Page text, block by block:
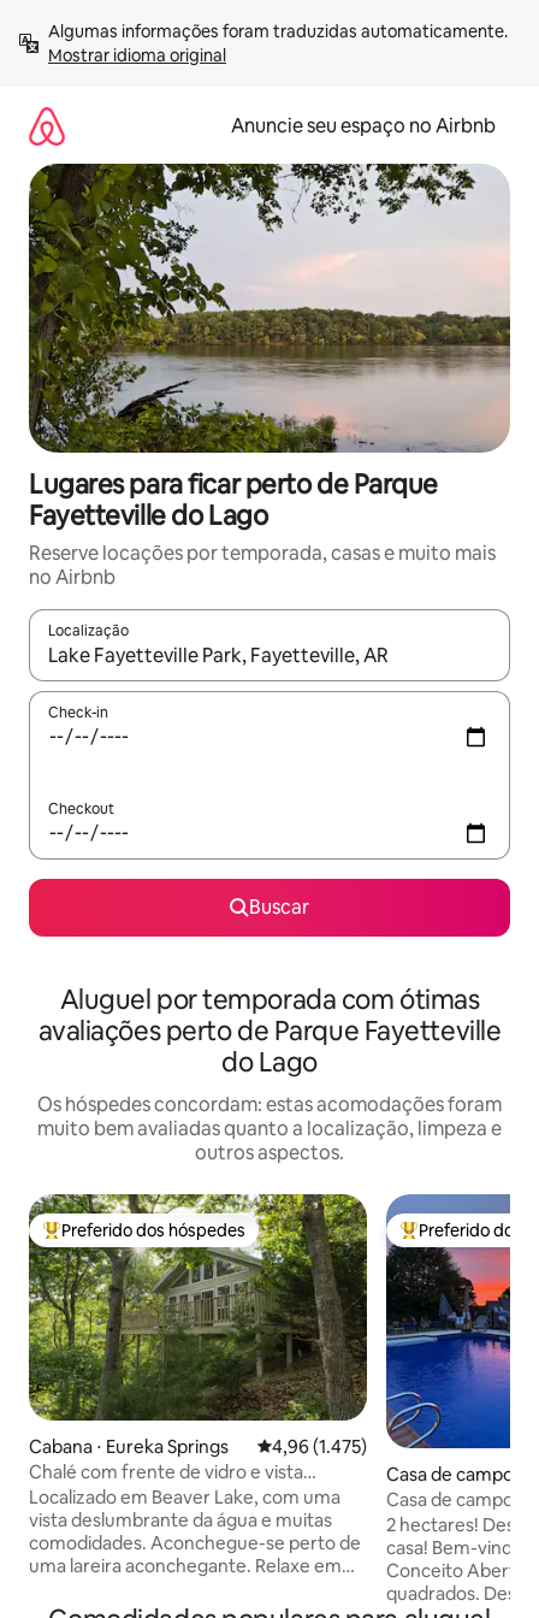
para
Mostrar idioma original
Anuncie seu espaço no Airbnb
Lugares para ficar perto de Parque
Fayetteville do Lago
Reserve locações por temporada, casas e muito mais
no Airbnb
Localização
Quando os resultados estiverem disponíveis, explore-os
Check-in
Checkout
Buscar
Aluguel por temporada com ótimas
avaliações perto de Parque Fayetteville
do Lago
Os hóspedes concordam: estas acomodações foram
muito bem avaliadas quanto a localização, limpeza e
outros aspectos.
Entre os melhores preferidos dos hóspedes
Preferido dos hóspedes
Cabana ⋅ Eureka Springs 4,96 de uma avaliação média de
4,96 (1.475)
Chalé com frente de vidro e vista
deslumbrante para o lago
Localizado em Beaver Lake, com uma
vista deslumbrante da água e muitas
comodidades. Aconchegue-se perto de
uma lareira aconchegante. Relaxe em
é uma banheira de hidromassagem)
Entre os
Preferido dos
Casa de campo ⋅
e
Casa de campo:
selvagem,
estimação
2 hectares!
casa! Bem-vindo ao nosso Retiro de
Conceito Aberto
quadrados. Desfrute da nossa